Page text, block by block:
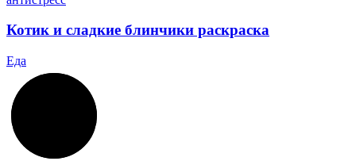
Котик и сладкие блинчики раскраска
Еда